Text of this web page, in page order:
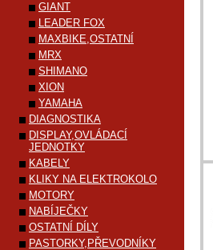
GIANT
LEADER FOX
MAXBIKE,OSTATNÍ
MRX
SHIMANO
XION
YAMAHA
DIAGNOSTIKA
DISPLAY,OVLÁDACÍ
JEDNOTKY
KABELY
KLIKY NA ELEKTROKOLO
MOTORY
NABÍJEČKY
OSTATNÍ DÍLY
PASTORKY,PŘEVODNÍKY